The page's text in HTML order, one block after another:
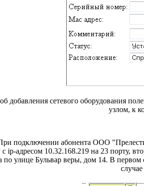
добавления сетевого оборудования
узлом, к
подключении абонента ООО
с ip-адресом 10.32.168.219 на 23 порту,
по улице Бульвар веры, дом 14. В